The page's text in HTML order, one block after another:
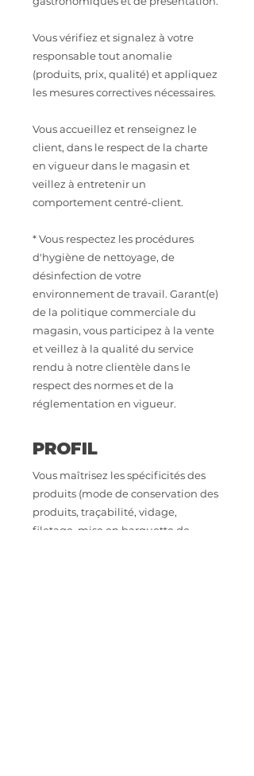
Vous vérifiez et signalez à votre
responsable tout anomalie
(produits, prix, qualité) et appliquez
les mesures correctives nécessaires.
Vous accueillez et renseignez le
client, dans le respect de la charte
en vigueur dans le magasin et
veillez à entretenir un
comportement centré-client.
* Vous respectez les procédures
d'hygiène de nettoyage, de
désinfection de votre
environnement de travail. Garant(e)
de la politique commerciale du
magasin, vous participez à la vente
et veillez à la qualité du service
rendu à notre clientèle dans le
respect des normes et de la
réglementation en vigueur.
PROFIL
Vous maîtrisez les spécificités des
produits (mode de conservation des
produits, traçabilité, vidage,
filetage, mise en barquette de